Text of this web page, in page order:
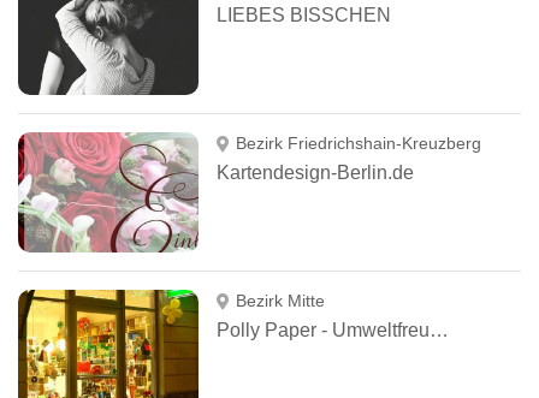
LIEBES BISSCHEN
Bezirk Friedrichshain-Kreuzberg
Kartendesign-Berlin.de
Bezirk Mitte
Polly Paper - Umweltfreundliche Schreibwaren